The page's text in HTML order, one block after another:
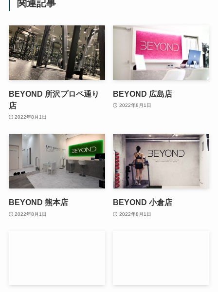
関連記事
BEYOND 所沢プロペ通り
店
2022年8月1日
BEYOND 広島店
2022年8月1日
BEYOND 熊本店
2022年8月1日
BEYOND 小倉店
2022年8月1日